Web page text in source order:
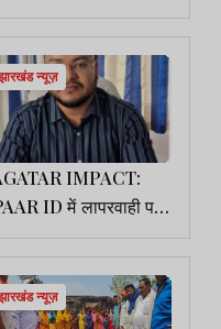
पुलिस ने कई वाहनों
जुर्माना
न्यूज़
IMPACT:
ID में लापरवाही पर
का सख्त आदेश,
का वेतन रोकने
न्यूज़